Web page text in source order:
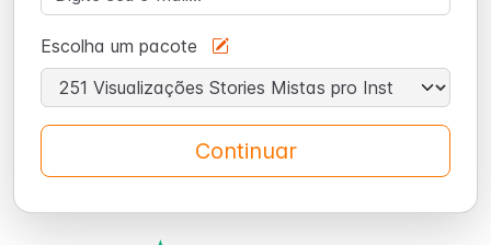
Escolha um pacote
Continuar